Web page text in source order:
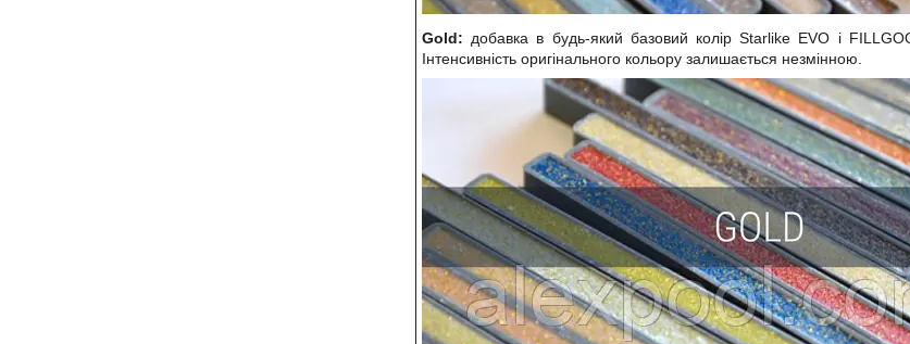
Gold: добавка в будь-який базовий колір Starlike EVO і
Інтенсивність оригінального кольору залишається незмінною.